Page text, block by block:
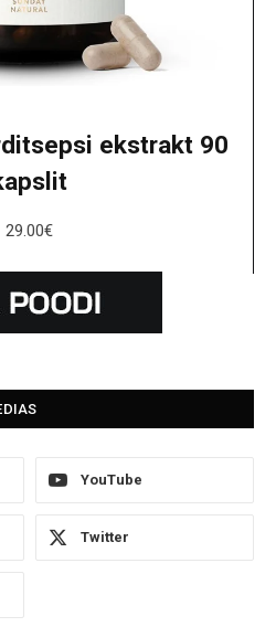
ekstrakt 90
29.00€
YouTube
Twitter